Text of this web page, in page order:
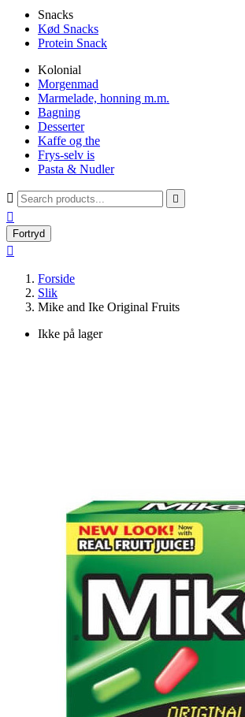
Snacks
Kød Snacks
Protein Snack
Kolonial
Morgenmad
Marmelade, honning m.m.
Bagning
Desserter
Kaffe og the
Frys-selv is
Pasta & Nudler
 

Fortryd

Forside
Slik
Mike and Ike Original Fruits
Ikke på lager